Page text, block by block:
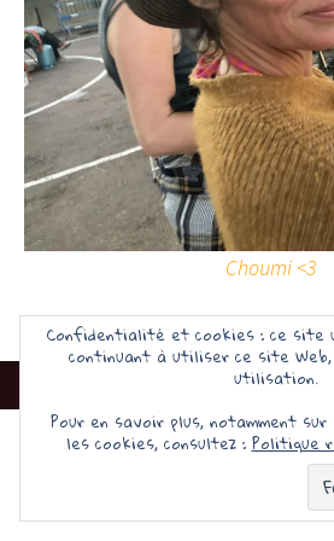
Choumi <3
Fièrement propulsé par
Confidentialité et cookies : ce site
continuant à utiliser ce site
utilisation.
Pour en savoir plus, notamment
les cookies, consultez :Politique